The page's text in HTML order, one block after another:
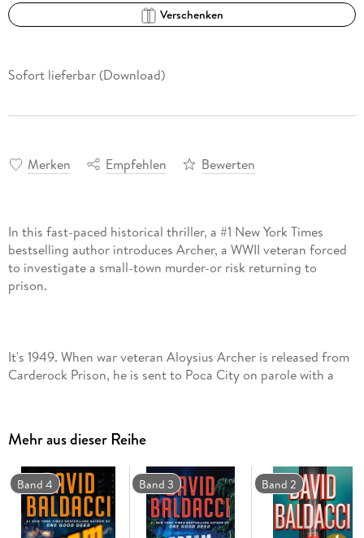
Verschenken
Sofort lieferbar (Download)
Merken Empfehlen Bewerten
In this fast-paced historical thriller, a #1 New York Times
bestselling author introduces Archer, a WWII veteran forced
to investigate a small-town murder-or risk returning to
It's 1949. When war veteran Aloysius Archer is released from
Carderock Prison, he is sent to Poca City on parole with a
loose women.
The small town quickly proves more complicated and
Mehr aus dieser Reihe
Band 4 Band 3 Band 2